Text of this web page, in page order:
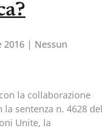
2016
Nessun
la collaborazione
sentenza n. 4628 del
Unite, la